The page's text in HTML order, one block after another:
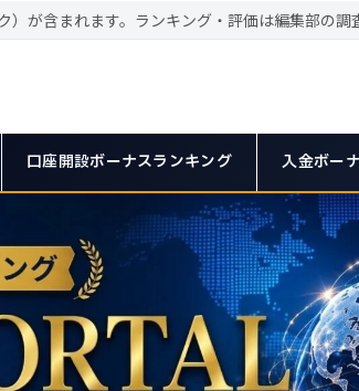
が含まれます。ランキング・評価は編集部の
口座開設ボーナスランキング 入金ボー